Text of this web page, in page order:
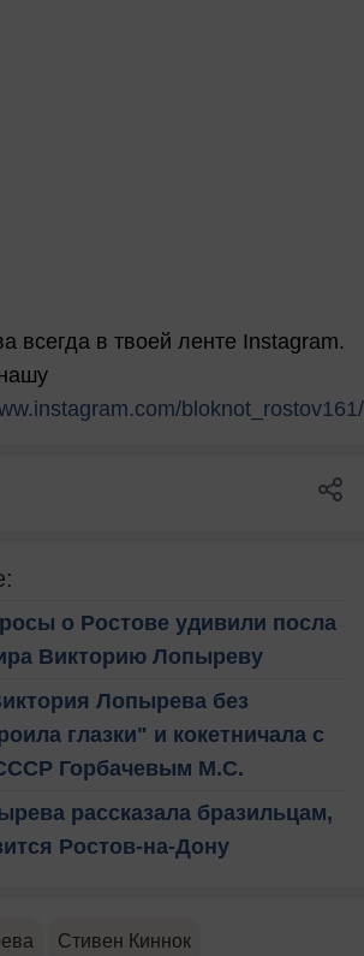
всегда в твоей ленте Instagram.
bloknot_rostov161/
о Ростове удивили посла
Викторию Лопыреву
Лопырева без
глазки" и кокетничала с
Горбачевым М.С.
рассказала бразильцам,
Ростов-на-Дону
Стивен Киннок